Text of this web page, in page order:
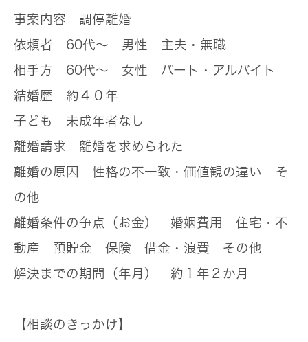
事案内容 調停離婚
依頼者 60代～ 男性 主夫・無職
相手方 60代～ 女性 パート・アルバイト
結婚歴 約４０年
子ども 未成年者なし
離婚請求 離婚を求められた
離婚の原因 性格の不一致・価値観の違い そ
の他
離婚条件の争点（お金） 婚姻費用 住宅・不
動産 預貯金 保険 借金・浪費 その他
解決までの期間（年月） 約１年２か月
【相談のきっかけ】